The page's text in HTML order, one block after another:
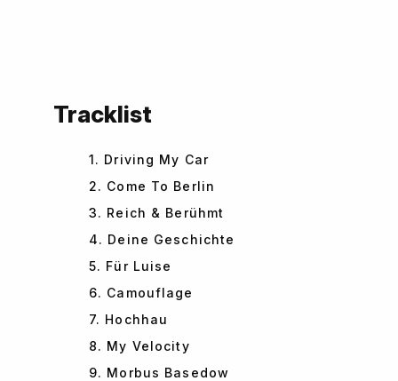
Tracklist
1. Driving My Car
2. Come To Berlin
3. Reich & Berühmt
4. Deine Geschichte
5. Für Luise
6. Camouflage
7. Hochhau
8. My Velocity
9. Morbus Basedow